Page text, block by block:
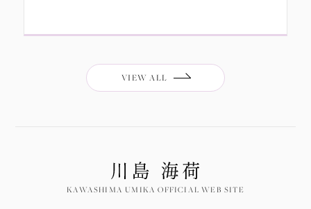
VIEW ALL
KAWASHIMA UMIKA OFFICIAL WEB SITE